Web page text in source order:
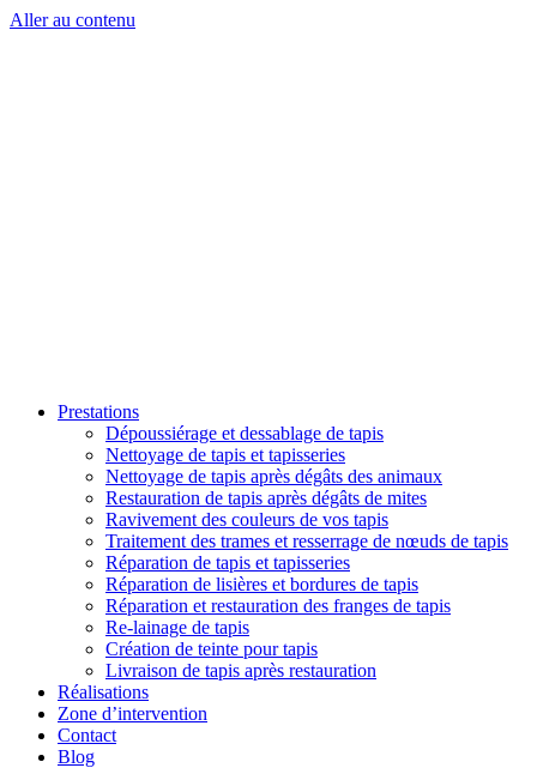
Aller au contenu
Prestations
Dépoussiérage et dessablage de tapis
Nettoyage de tapis et tapisseries
Nettoyage de tapis après dégâts des animaux
Restauration de tapis après dégâts de mites
Ravivement des couleurs de vos tapis
Traitement des trames et resserrage de nœuds de tapis
Réparation de tapis et tapisseries
Réparation de lisières et bordures de tapis
Réparation et restauration des franges de tapis
Re-lainage de tapis
Création de teinte pour tapis
Livraison de tapis après restauration
Réalisations
Zone d’intervention
Contact
Blog